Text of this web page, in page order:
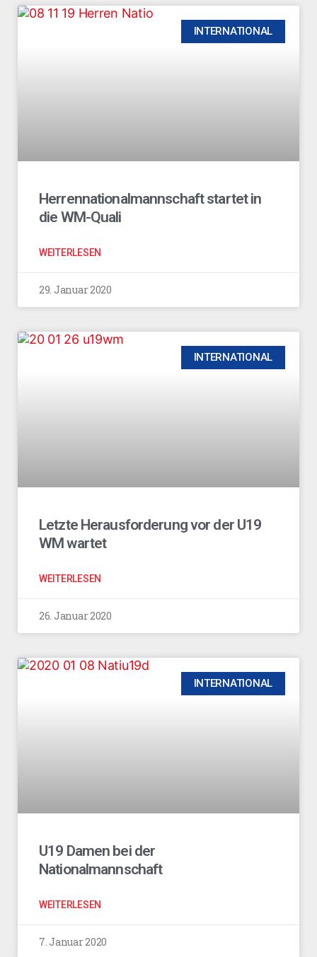
INTERNATIONAL
Herrennationalmannschaft startet in
die WM-Quali
WEITERLESEN
29. Januar 2020
INTERNATIONAL
Letzte Herausforderung vor der U19
WM wartet
WEITERLESEN
26. Januar 2020
INTERNATIONAL
U19 Damen bei der
Nationalmannschaft
WEITERLESEN
7. Januar 2020